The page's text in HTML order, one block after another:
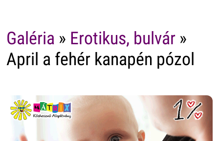
Galéria » Erotikus, bulvár»
April a fehér kanapén pózol